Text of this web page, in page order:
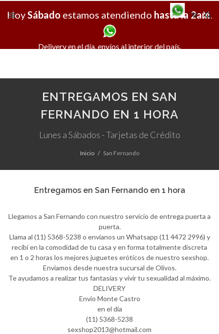
X
HoySábado estamos atendiendo hasta la 2am.
Delivery en el día, envíos al interior del país.
ENTREGAMOS EN SAN
FERNANDO EN 1 HORA
Lunes a Sábados - Tarjetas de Crédito
Inicio San Fernando
Entregamos en San Fernando en 1 hora
Llegamos a San Fernando con nuestro servicio de entrega puerta a
puerta.
Llama al (11) 5368-5238 o envíanos un Whatsapp (11 4472 2996) y
recibí en la comodidad de tu casa y en forma totalmente discreta
en 1 o 2 horas los mejores juguetes eróticos de nuestro sexshop.
Enviamos desde nuestra sucursal de Olivos.
Te ayudamos a realizar tus fantasías y vivir tu sexualidad al máximo.
DELIVERY
Envio Monte Castro
en el día
(11) 5368-5238
sexshop2013@hotmail.com